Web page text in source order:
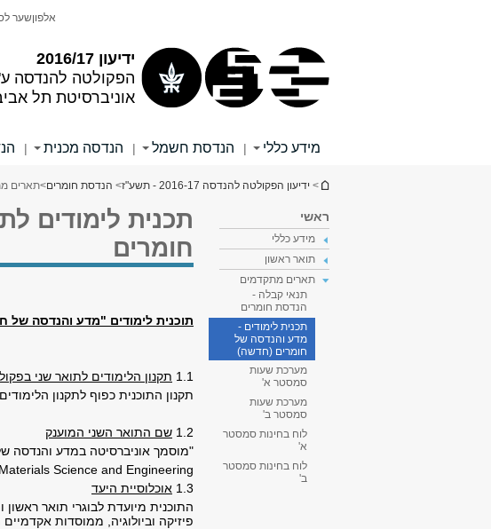
ידיעון 2016/17
הפקולטה להנדסה
אוניברסיטת תל
אלפוןשער
מידע כללי | הנדסת חשמל | הנדסה מכנית |
הינך נמצא כאן
> ידיעון הפקולטה להנדסה 2016-17 - תשע"ז > הנדסת חומרים>תארים
ראשי
מידע כללי
תואר ראשון
תארים מתקדמים
תנאי קבלה -
הנדסת חומרים
תכנית לימודים -
מדע והנדסה של
חומרים (חדשה)
מערכת שעות
סמסטר א'
מערכת שעות
סמסטר ב'
לוח בחינות סמסטר
א'
לוח בחינות סמסטר
ב'
תכנית לימודים
חומרים
תוכנית לימודים "מדע והנדסה של
1.1 תקנון הלימודים לתואר שני
תקנון התוכנית כפוף לתקנון
1.2 שם התואר השני המוענק
"מוסמך אוניברסיטה במדע והנדסה
Science and Engineering
1.3 אוכלוסיית היעד
התוכנית מיועדת לבוגרי תואר
פיזיקה וביולוגיה, ממוסדות